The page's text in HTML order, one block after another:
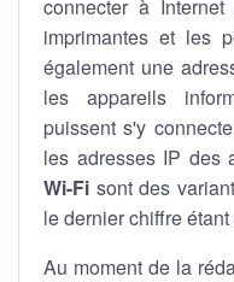
connecter à
imprimantes et les
également une
les appareils
puissent s'y
les adresses IP des
Wi-Fi sont des
le dernier chiffre
Au moment de la